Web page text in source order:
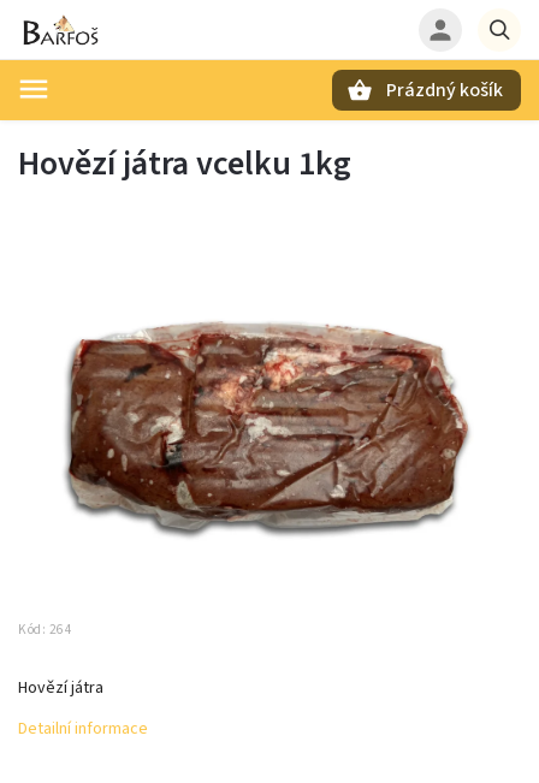
Prázdný košík
Hovězí játra vcelku 1kg
Kód: 264
Hovězí játra
Detailní informace